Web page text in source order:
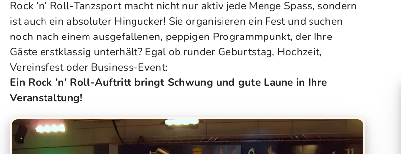
Rock ’n’ Roll-Tanzsport macht nicht nur aktiv jede Menge Spass, sondern
ist auch ein absoluter Hingucker! Sie organisieren ein Fest und suchen
noch nach einem ausgefallenen, peppigen Programmpunkt, der Ihre
Gäste erstklassig unterhält? Egal ob runder Geburtstag, Hochzeit,
Vereinsfest oder Business-Event:
Ein Rock ’n’ Roll-Auftritt bringt Schwung und gute Laune in Ihre
Veranstaltung!